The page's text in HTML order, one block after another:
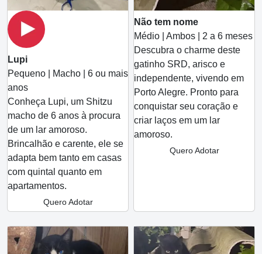
Lupi
Pequeno | Macho | 6 ou mais
anos
Conheça Lupi, um Shitzu
macho de 6 anos à procura
de um lar amoroso.
Brincalhão e carente, ele se
adapta bem tanto em casas
com quintal quanto em
apartamentos.
Quero Adotar
Não tem nome
Médio | Ambos | 2 a 6 meses
Descubra o charme deste
gatinho SRD, arisco e
independente, vivendo em
Porto Alegre. Pronto para
conquistar seu coração e
criar laços em um lar
amoroso.
Quero Adotar